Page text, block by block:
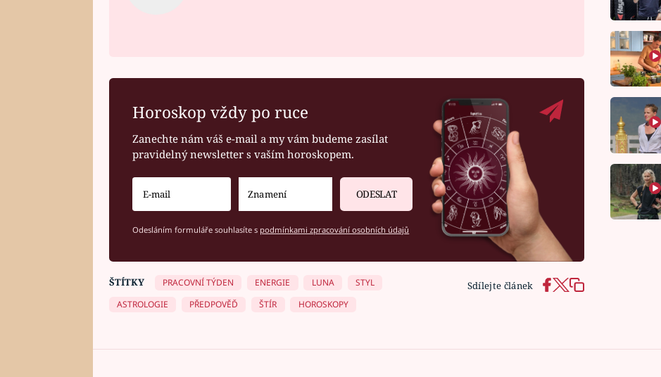
Horoskop vždy po ruce
Zanechte nám váš e-mail a my vám budeme zasílat
pravidelný newsletter s vaším horoskopem.
ODESLAT
Odesláním formuláře souhlasíte s podmínkami zpracování osobních údajů
Sdílejte článek
ŠTÍTKY PRACOVNÍ TÝDEN ENERGIE LUNA
STYL
ASTROLOGIE
PŘEDPOVĚĎ ŠTÍR HOROSKOPY